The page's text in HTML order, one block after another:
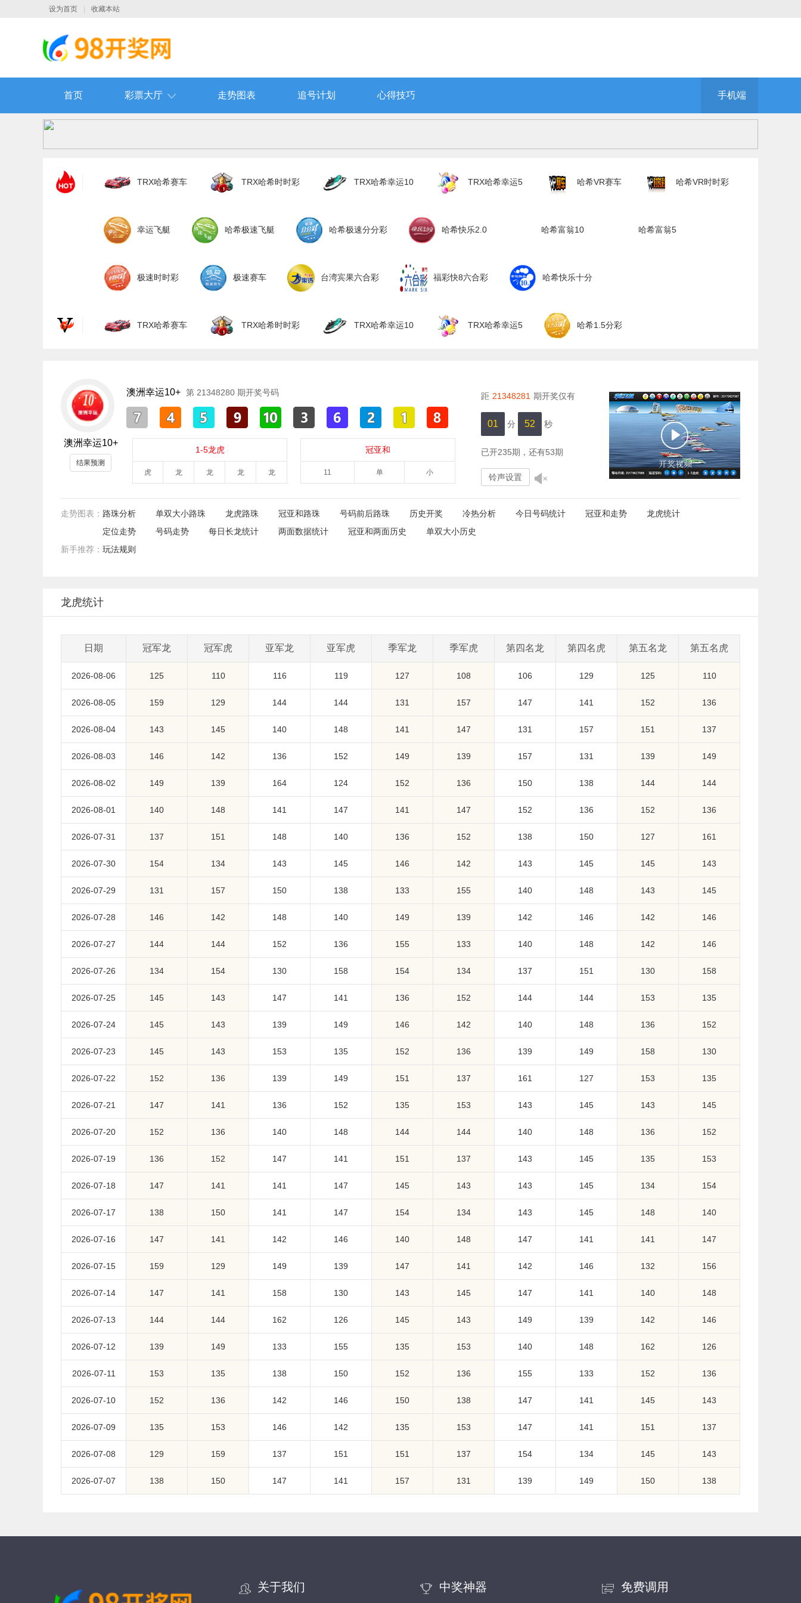
设为首页 收藏本站
首页 彩票大厅 走势图表 追号计划 心得技巧 手机端
TRX哈希赛车 TRX哈希时时彩 TRX哈希幸运10 TRX哈希幸运5 哈希VR赛车 哈希VR时时彩
幸运飞艇 哈希极速飞艇 哈希极速分分彩 哈希快乐2.0 哈希富翁10 哈希富翁5
极速时时彩 极速赛车 台湾宾果六合彩 福彩快8六合彩 哈希快乐十分
TRX哈希赛车 TRX哈希时时彩 TRX哈希幸运10 TRX哈希幸运5 哈希1.5分彩
澳洲幸运10+ 第 21348280 期开奖号码
澳洲幸运10+
结果预测
1-5龙虎
虎 龙 龙 龙 龙
冠亚和
11 单 小
距 21348281 期开奖仅有
01 分 51 秒
已开235期，还有53期
铃声设置
走势图表： 路珠分析 单双大小路珠 龙虎路珠 冠亚和路珠 号码前后路珠 历史开奖 冷热分析 今日号码统计 冠亚和走势
龙虎统计
定位走势
号码走势 每日长龙统计 两面数据统计 冠亚和两面历史
单双大小历史
新手推荐： 玩法规则
龙虎统计
日期 冠军龙 冠军虎 亚军龙 亚军虎 季军龙 季军虎 第四名龙 第四名虎 第五名龙 第五名虎
2026-08-06 125 110 116 119 127 108 106 129 125 110
2026-08-05 159 129 144 144 131 157 147 141 152 136
2026-08-04 143 145 140 148 141 147 131 157 151 137
2026-08-03 146 142 136 152 149 139 157 131 139 149
2026-08-02 149 139 164 124 152 136 150 138 144 144
2026-08-01 140 148 141 147 141 147 152 136 152 136
2026-07-31 137 151 148 140 136 152 138 150 127 161
2026-07-30 154 134 143 145 146 142 143 145 145 143
2026-07-29 131 157 150 138 133 155 140 148 143 145
2026-07-28 146 142 148 140 149 139 142 146 142 146
2026-07-27 144 144 152 136 155 133 140 148 142 146
2026-07-26 134 154 130 158 154 134 137 151 130 158
2026-07-25 145 143 147 141 136 152 144 144 153 135
2026-07-24 145 143 139 149 146 142 140 148 136 152
2026-07-23 145 143 153 135 152 136 139 149 158 130
2026-07-22 152 136 139 149 151 137 161 127 153 135
2026-07-21 147 141 136 152 135 153 143 145 143 145
2026-07-20 152 136 140 148 144 144 140 148 136 152
2026-07-19 136 152 147 141 151 137 143 145 135 153
2026-07-18 147 141 141 147 145 143 143 145 134 154
2026-07-17 138 150 141 147 154 134 143 145 148 140
2026-07-16 147 141 142 146 140 148 147 141 141 147
2026-07-15 159 129 149 139 147 141 142 146 132 156
2026-07-14 147 141 158 130 143 145 147 141 140 148
2026-07-13 144 144 162 126 145 143 149 139 142 146
2026-07-12 139 149 133 155 135 153 140 148 162 126
2026-07-11 153 135 138 150 152 136 155 133 152 136
2026-07-10 152 136 142 146 150 138 147 141 145 143
2026-07-09 135 153 146 142 135 153 147 141 151 137
2026-07-08 129 159 137 151 151 137 154 134 145 143
2026-07-07 138 150 147 141 157 131 139 149 150 138
关于我们 中奖神器 免费调用